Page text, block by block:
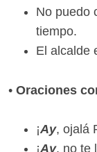
No puedo
tiempo.
El alcalde
• Oraciones
¡Ay, ojalá
¡Ay, no te